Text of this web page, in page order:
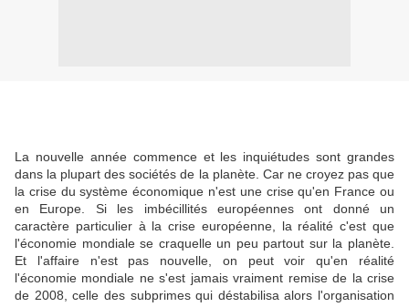
La nouvelle année commence et les inquiétudes sont grandes
dans la plupart des sociétés de la planète. Car ne croyez pas que
la crise du système économique n'est une crise qu'en France ou
en Europe. Si les imbécillités européennes ont donné un
caractère particulier à la crise européenne, la réalité c'est que
l'économie mondiale se craquelle un peu partout sur la planète.
Et l'affaire n'est pas nouvelle, on peut voir qu'en réalité
l'économie mondiale ne s'est jamais vraiment remise de la crise
de 2008, celle des subprimes qui déstabilisa alors l'organisation